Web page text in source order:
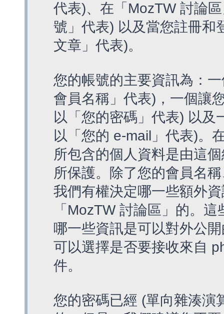
代表)、在「MozTW 討論
號」代表) 以及當您註冊和
文章」代表)。
您的帳號的主要資訊為：
會員名稱」代表)，一個讓
以「您的密碼」代表) 以及
以「您的 e-mail」代表)。
所包含的個人資料是由這
所保護。除了您的會員名
我們有權決定哪一些額外
「MozTW 討論區」的。
哪一些資訊是可以對外公
可以選擇是否要接收來自
件。
您的密碼已經 (單向雜湊演